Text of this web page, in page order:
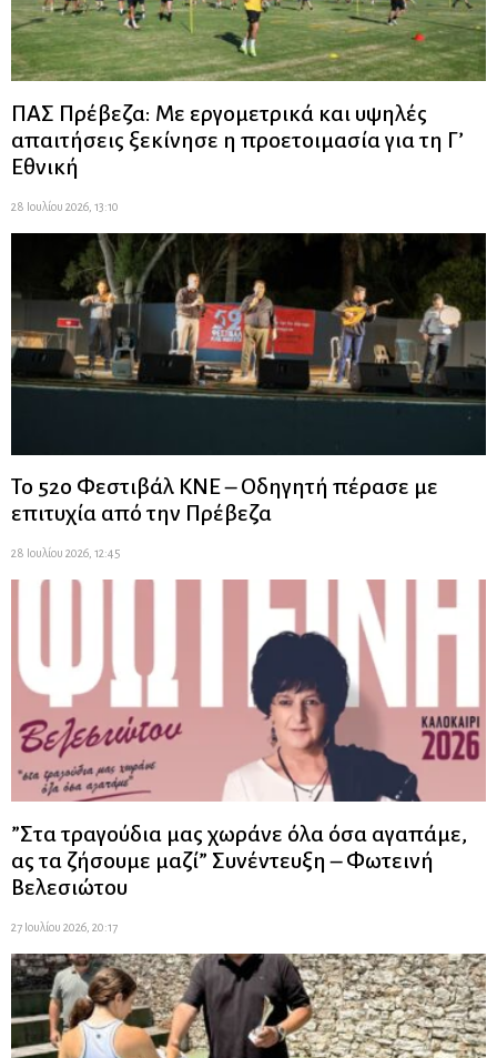
ΠΑΣ Πρέβεζα: Με εργομετρικά και υψηλές
απαιτήσεις ξεκίνησε η προετοιμασία για τη Γ’
Εθνική
28 Ιουλίου 2026, 13:10
Το 52ο Φεστιβάλ ΚΝΕ – Οδηγητή πέρασε με
επιτυχία από την Πρέβεζα
28 Ιουλίου 2026, 12:45
”Στα τραγούδια μας χωράνε όλα όσα αγαπάμε,
ας τα ζήσουμε μαζί” Συνέντευξη – Φωτεινή
Βελεσιώτου
27 Ιουλίου 2026, 20:17